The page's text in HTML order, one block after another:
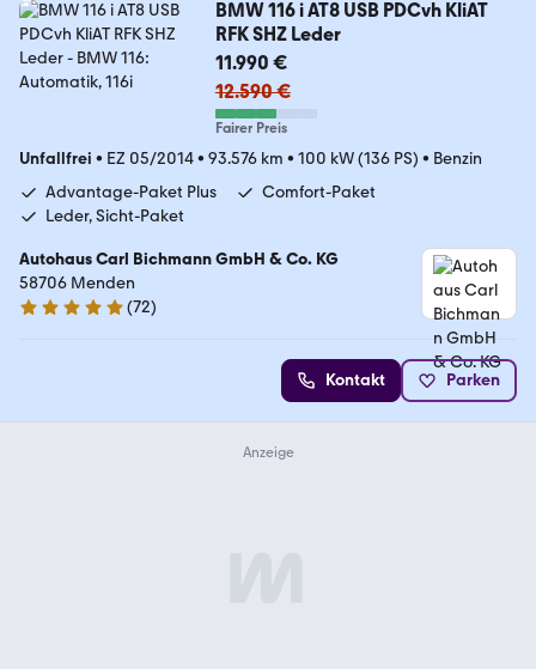
BMW 116 i AT8 USB PDCvh KliAT
RFK SHZ Leder
11.990 €
12.590 €
Fairer Preis
Unfallfrei • EZ 05/2014• 93.576 km • 100 kW (136 PS) • Benzin
Advantage-Paket Plus
Comfort-Paket
Leder, Sicht-Paket
Autohaus Carl Bichmann GmbH & Co. KG
58706 Menden
5 Sterne
(72)
Kontakt Parken